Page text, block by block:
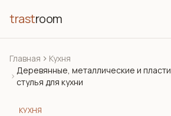
trastroom
Главная
Кухня
Деревянные, металлические и
стулья для кухни
КУХНЯ